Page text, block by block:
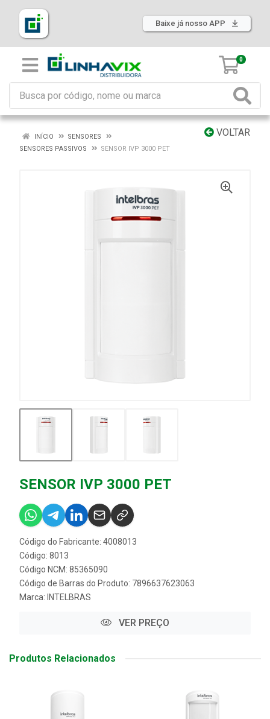
Baixe já nosso APP
0
VOLTAR
INÍCIO
SENSORES
SENSORES PASSIVOS
SENSOR IVP 3000 PET
SENSOR IVP 3000 PET
Código do Fabricante: 4008013
Código: 8013
Código NCM: 85365090
Código de Barras do Produto: 7896637623063
Marca: INTELBRAS
VER PREÇO
Produtos Relacionados